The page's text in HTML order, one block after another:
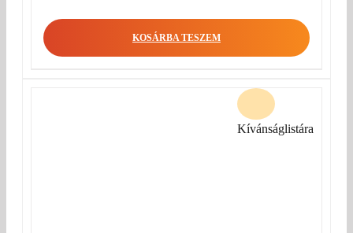
KOSÁRBA TESZEM
Kívánságlistára